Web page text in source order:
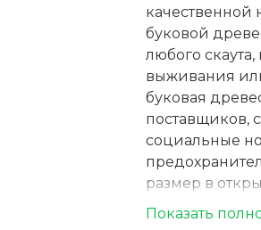
качественной
буковой
любого
выживания
буковая
поставщиков,
социальные
размер в
а в закрытом —
Показать